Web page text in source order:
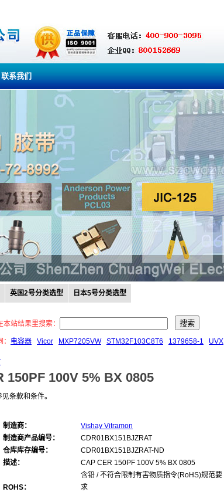
联系我们
英国2号分类选型 日本5号分类选型
本站结果里搜索：
电容器 Vicor MXP7205VW STM32F103C8T6 1379658-1 UVX
150PF 100V 5% BX 0805
条款和条件。
制造商：
Vishay Vitramon
制造商产品编号：
CDR01BX151BJZRAT
仓库库存编号：
CDR01BX151BJZRAT-ND
描述：
CAP CER 150PF 100V 5% BX 0805
ROHS：
含铅 / 不符合限制有害物质指令(RoHS)规范要
求